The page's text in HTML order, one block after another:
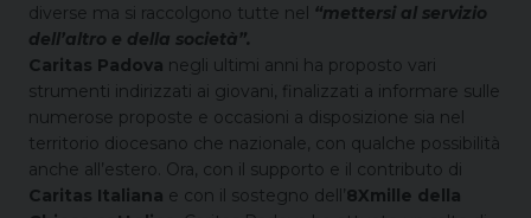
diverse ma si raccolgono tutte nel “mettersi al servizio
dell’altro e della società”.
Caritas Padova negli ultimi anni ha proposto vari
strumenti indirizzati ai giovani, finalizzati a informare sulle
numerose proposte e occasioni a disposizione sia nel
territorio diocesano che nazionale, con qualche possibilità
anche all’estero. Ora, con il supporto e il contributo di
Caritas Italiana e con il sostegno dell’ 8Xmille della